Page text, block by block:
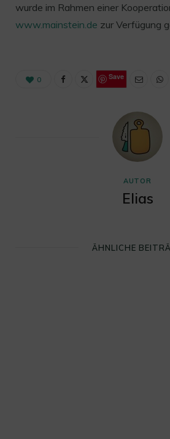
wurde im Rahmen einer
www.mainstein.de zur Verfügung
0 Save
AUTOR
Elias
ÄHNLICHE